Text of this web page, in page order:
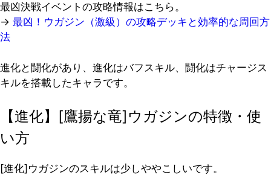
最凶決戦イベントの攻略情報はこちら。
→ 最凶！ウガジン（激級）の攻略デッキと効率的な周回方
法
進化と闘化があり、進化はバフスキル、闘化はチャージス
キルを搭載したキャラです。
【進化】[鷹揚な竜]ウガジンの特徴・使
い方
[進化]ウガジンのスキルは少しややこしいです。